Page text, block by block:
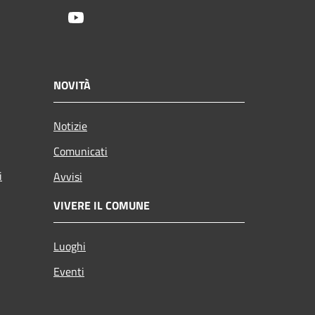
NOVITÀ
Notizie
Comunicati
Avvisi
VIVERE IL COMUNE
Luoghi
Eventi